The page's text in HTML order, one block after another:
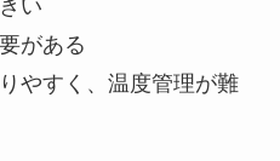
い
がある
やすく、温度管理が難